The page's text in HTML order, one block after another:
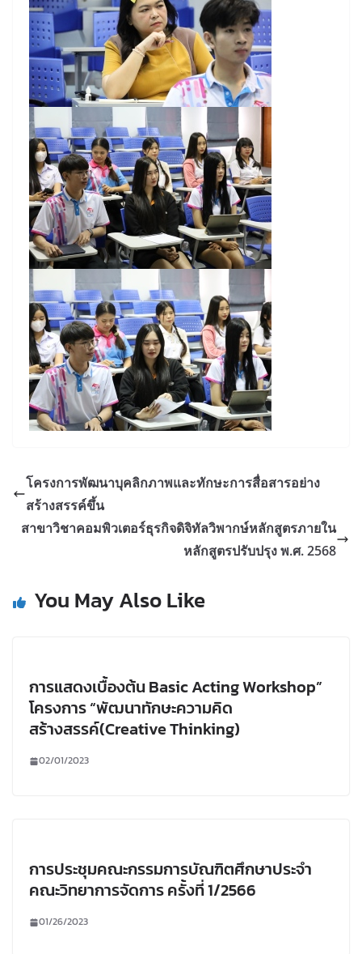
โครงการพัฒนาบุคลิกภาพและทักษะการสื่อสารอย่าง
สร้างสรรค์ขึ้น
สาขาวิชาคอมพิวเตอร์ธุรกิจดิจิทัลวิพากษ์หลักสูตรภายใน
หลักสูตรปรับปรุง พ.ศ. 2568
You May Also Like
การแสดงเบื้องต้น Basic Acting Workshop”
โครงการ “พัฒนาทักษะความคิด
สร้างสรรค์(Creative Thinking)
02/01/2023
การประชุมคณะกรรมการบัณฑิตศึกษาประจำ
คณะวิทยาการจัดการ ครั้งที่ 1/2566
01/26/2023